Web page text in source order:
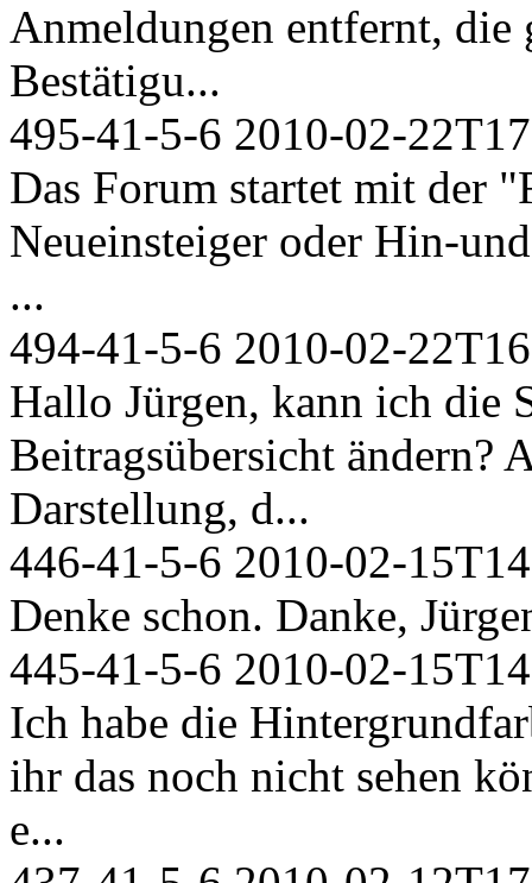
Anmeldungen entfernt,
Bestätigu...
495-41-5-6 2010-02-
Das Forum startet mit der
Neueinsteiger oder Hin-
...
494-41-5-6 2010-02-
Hallo Jürgen, kann ich die
Beitragsübersicht ändern?
Darstellung, d...
446-41-5-6 2010-02-
Denke schon. Danke,
445-41-5-6 2010-02-
Ich habe die
ihr das noch nicht sehen
e...